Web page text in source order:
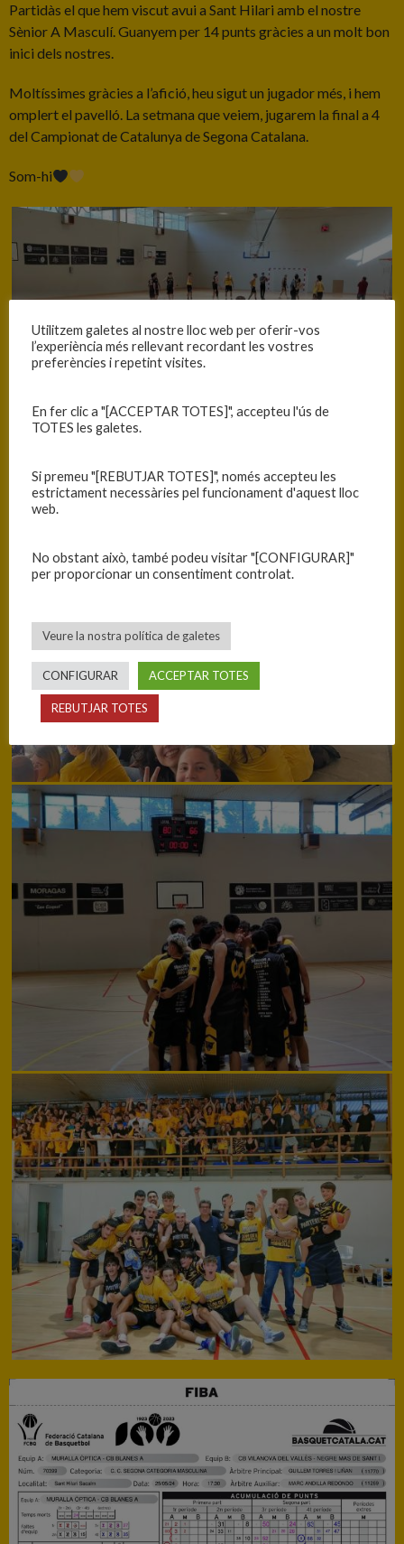
Partidàs el que hem viscut avui a Sant Hilari amb el nostre
Sènior A Masculí. Guanyem per 14 punts gràcies a un molt bon
inici dels nostres.
Moltíssimes gràcies a l’afició, heu sigut un jugador més, i hem
omplert el pavelló. La setmana que veiem, jugarem la final a 4
del Campionat de Catalunya de Segona Catalana.
Som-hi
Utilitzem galetes al nostre lloc web per oferir-vos
l’experiència més rellevant recordant les vostres
preferències i repetint visites.
En fer clic a "[ACCEPTAR TOTES]", accepteu l'ús de
TOTES les galetes.
Si premeu "[REBUTJAR TOTES]", només accepteu les
estrictament necessàries pel funcionament d'aquest lloc
web.
No obstant això, també podeu visitar "[CONFIGURAR]"
per proporcionar un consentiment controlat.
Veure la nostra política de galetes
CONFIGURAR ACCEPTAR TOTES
REBUTJAR TOTES